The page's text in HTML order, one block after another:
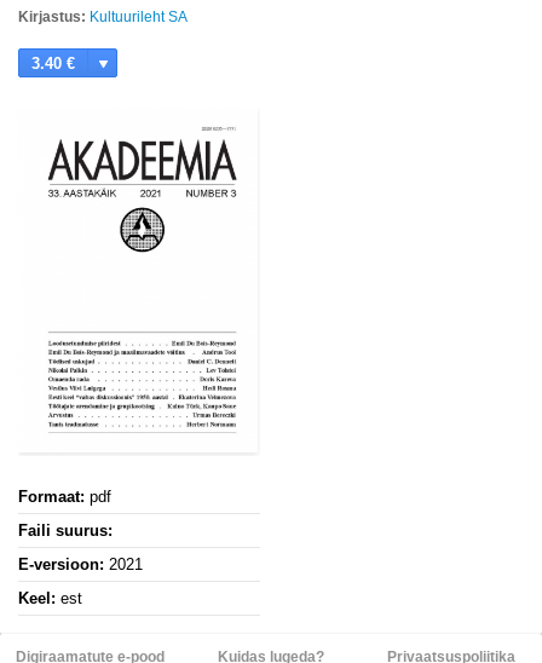
Kirjastus: Kultuurileht SA
3.40 €
Formaat: pdf
Faili suurus:
E-versioon: 2021
Keel: est
Digiraamatute e-pood Kuidas lugeda? Privaatsuspoliitika